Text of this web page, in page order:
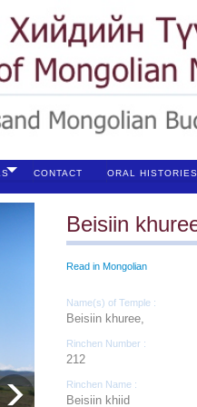
CONTACT ORAL HISTORIES
Beisiin
Read in Mongolian
Name(s) of Temple :
Beisiin khuree,
Rinchen Number :
212
Rinchen Name :
Beisiin khiid